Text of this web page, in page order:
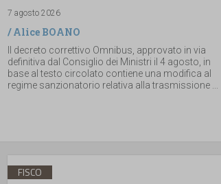
7 agosto 2026
/Alice BOANO
Il decreto correttivo Omnibus, approvato in via
definitiva dal Consiglio dei Ministri il 4 agosto, in
base al testo circolato contiene una modifica al
regime sanzionatorio relativa alla trasmissione ...
FISCO